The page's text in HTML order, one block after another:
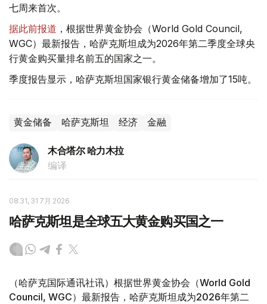
七周来首次。
据此前报道 ，根据世界黄金协会（World Gold Council,
WGC）最新报告，哈萨克斯坦成为2026年第二季度全球央
行黄金购买量排名前五的国家之一。
季度报告显示，哈萨克斯坦国家银行黄金储备增加了15吨。
黄金储备 哈萨克斯坦 经济 金融
木合塔尔 哈力木拉
编译
08:31, 31 7月 2026
哈萨克斯坦是全球五大黄金购买国之一
（哈萨克国际通讯社讯）根据世界黄金协会（World Gold
Council, WGC）最新报告，哈萨克斯坦成为2026年第二